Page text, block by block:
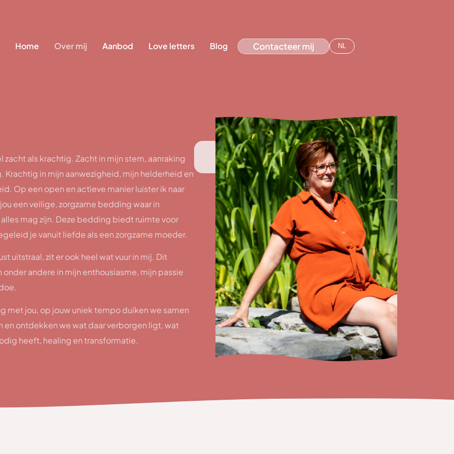
Home Over mij Aanbod Love letters Blog Contacteer mij NL
zacht als krachtig. Zacht in mijn stem, aanraking
Krachtig in mijn aanwezigheid, mijn helderheid en
Op een open en actieve manier luister ik naar
een veilige, zorgzame bedding waar in
mag zijn. Deze bedding biedt ruimte voor
je vanuit liefde als een zorgzame moeder.
uitstraal, zit er ook heel wat vuur in mij. Dit
onder andere in mijn enthousiasme, mijn passie
met jou, op jouw uniek tempo duiken we samen
en ontdekken we wat daar verborgen ligt, wat
heeft, healing en transformatie.
Lees
mijn
verhaal